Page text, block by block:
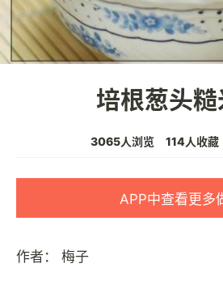
培根葱头
3065人浏览 114人收藏
APP中查看更多
作者： 梅子